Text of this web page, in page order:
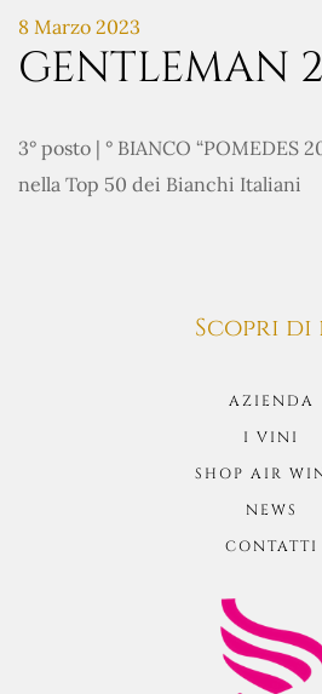
8 Marzo 2023
GENTLEMAN
3° posto | ° BIANCO “POMEDES
nella Top 50 dei Bianchi Italiani
Scopri di
AZIENDA
I VINI
SHOP AIR
NEWS
CONTATTI